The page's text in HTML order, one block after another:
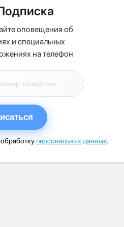
оповещения об
и специальных
на телефон
персональных данных.